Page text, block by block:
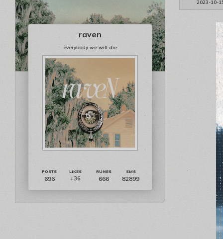
2023-10-
raven
everybody we will die
696 +36 666 82899